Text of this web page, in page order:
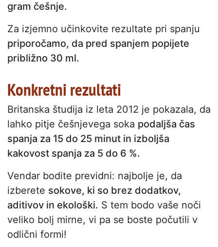
gram češnje.
Za izjemno učinkovite rezultate pri spanju
priporočamo, da pred spanjem popijete
približno 30 ml.
Konkretni rezultati
Britanska študija iz leta 2012 je pokazala, da
lahko pitje češnjevega soka podaljša čas
spanja za 15 do 25 minut in izboljša
kakovost spanja za 5 do 6 %.
Vendar bodite previdni: najbolje je, da
izberete sokove, ki so brez dodatkov,
aditivov in ekološki. S tem bodo vaše noči
veliko bolj mirne, vi pa se boste počutili v
odlični formi!